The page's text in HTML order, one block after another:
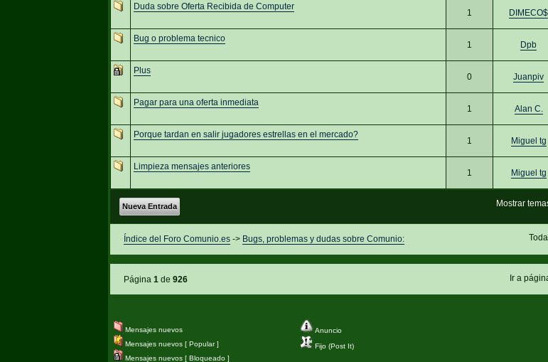
Duda sobre Oferta Recibida de Computer
1 DIMECO$
Bug o problema tecnico
1 Dpb
Plus
0 Juanpiv
Pagar para una oferta inmediata
1 Alan C.
Porque tardan en salir jugadores estrellas en el mercado?
1 Miguel tg
Limpieza mensajes anteriores
1 Miguel tg
Mostrar
Nueva Entrada
Índice del Foro Comunio.es-> Bugs, problemas y dudas sobre Comunio:
Ir a
Página 1 de 926
Anuncio
Fijo (Post It)
Mensajes nuevos
Mensajes nuevos [ Popular ]
Mensajes nuevos [ Bloqueado ]